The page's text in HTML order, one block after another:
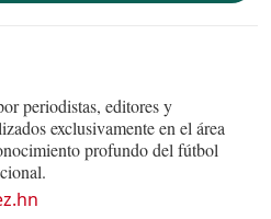
periodistas, editores y
exclusivamente en el área
profundo del fútbol